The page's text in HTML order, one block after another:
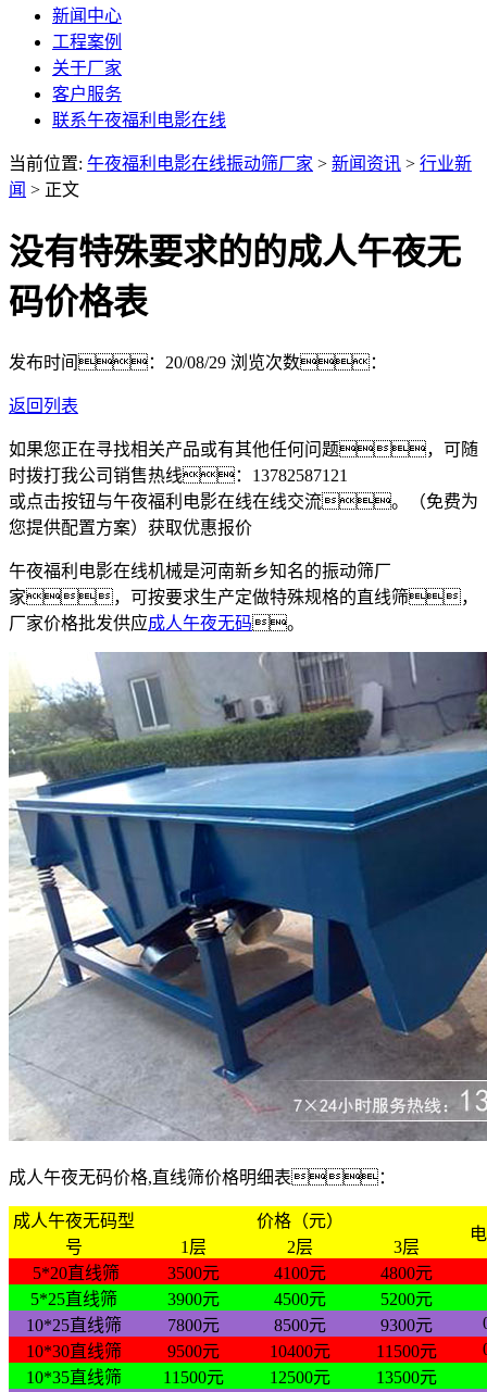
新闻中心
工程案例
关于厂家
客户服务
联系午夜福利电影在线
当前位置: 午夜福利电影在线振动筛厂家 > 新闻资讯 > 行业新
闻 > 正文
没有特殊要求的的成人午夜无
码价格表
发布时间：20/08/29 浏览次数：
返回列表
如果您正在寻找相关产品或有其他任何问题，可随
时拨打我公司销售热线： 13782587121
或点击按钮与午夜福利电影在线在线交流。（免费为
您提供配置方案） 获取优惠报价
午夜福利电影在线机械是河南新乡知名的振动筛厂
家，可按要求生产定做特殊规格的直线筛，
厂家价格批发供应成人午夜无码。
成人午夜无码价格,直线筛价格明细表：
成人午夜无码型
号
价格（元）
1层 2层
3层
5*20直线筛
3500元 4100元
4800元
5*25直线筛
3900元 4500元
5200元
10*25直线筛
7800元 8500元 9300元
10*30直线筛
9500元 10400元 11500元
10*35直线筛
11500元 12500元
13500元